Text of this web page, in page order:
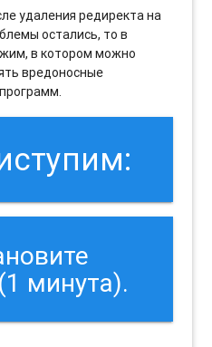
удаления редиректа на
остались, то в
в котором можно
вредоносные
минута).